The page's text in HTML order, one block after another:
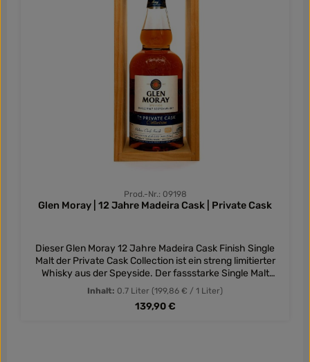
Prod.-Nr.: 09198
Glen Moray | 12 Jahre Madeira Cask | Private Cask
Dieser Glen Moray 12 Jahre Madeira Cask Finish Single
Malt der Private Cask Collection ist ein streng limitierter
Whisky aus der Speyside. Der fassstarke Single Malt
(55,16 % vol) aus der Speyside wurde am 15.10.2008
gebrannt, ist nicht gefärbt oder kühlfiltriert. Die
Nachreifung im Madeirafass zeigt sich deutlich in Duft
Inhalt: 0.7 Liter (199,86 € / 1 Liter)
Regulärer Preis:
139,90 €